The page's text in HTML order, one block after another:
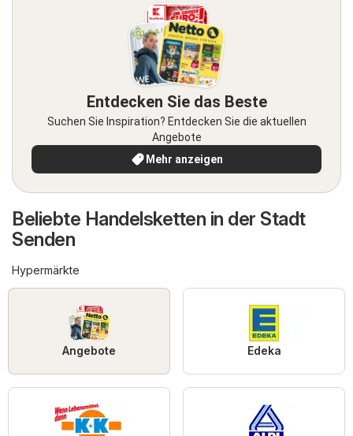
Entdecken Sie das Beste
Suchen Sie Inspiration? Entdecken Sie die aktuellen
Angebote
Mehr anzeigen
Beliebte Handelsketten in der Stadt
Senden
Hypermärkte
Angebote Edeka